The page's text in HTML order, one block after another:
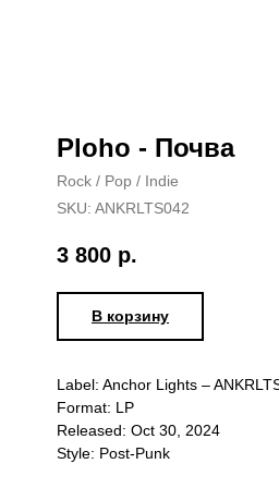
Ploho - Почва
Rock / Pop / Indie
SKU: ANKRLTS042
3 800 р.
В корзину
Label: Anchor Lights –
Format: LP
Released: Oct 30, 2024
Style: Post-Punk